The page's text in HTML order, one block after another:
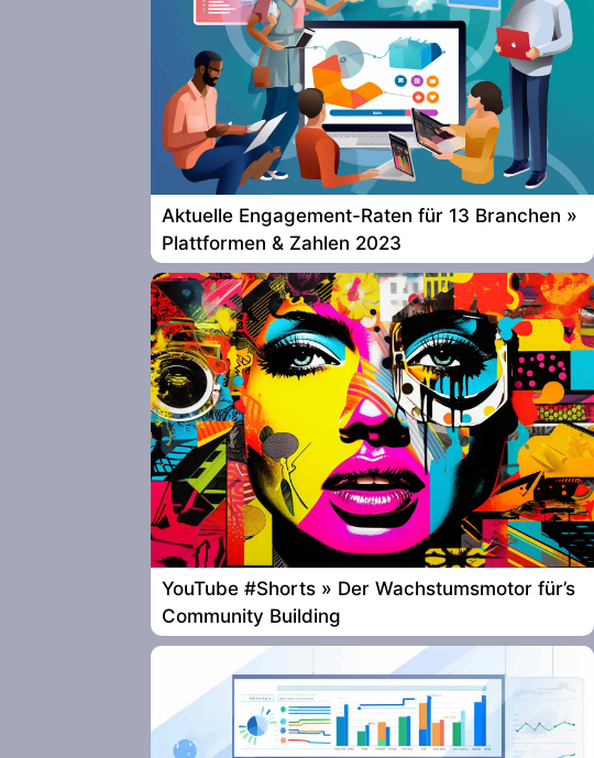
Aktuelle Engagement-Raten für 13 Branchen »
Plattformen & Zahlen 2023
YouTube #Shorts » Der Wachstumsmotor für’s
Community Building